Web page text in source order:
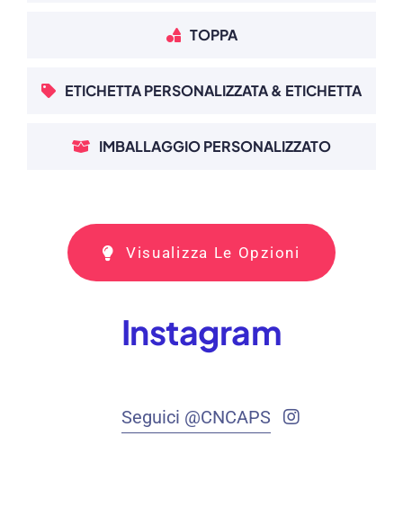
TOPPA
ETICHETTA PERSONALIZZATA & ETICHETTA
IMBALLAGGIO PERSONALIZZATO
Visualizza Le Opzioni
Instagram
Seguici @CNCAPS